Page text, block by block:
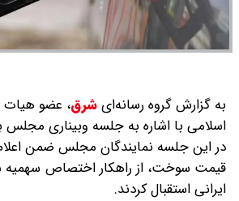
به گزارش گروه رسانه‌ایشرق، عضو هیات
اسلامی با اشاره به جلسه وبیناری
در این جلسه نمایندگان مجلس ضمن
قیمت سوخت، از راهکار اختصاص
ایرانی استقبال کردند.